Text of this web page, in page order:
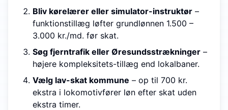
Bliv kørelærer eller simulator-instruktør –
funktions­tillæg løfter grundlønnen 1.500 –
3.000 kr./md. før skat.
Søg fjerntrafik eller Øresundsstrækninger –
højere kompleksitets-tillæg end lokalbaner.
Vælg lav-skat kommune – op til 700 kr.
ekstra i lokomotivfører løn efter skat uden
ekstra timer.